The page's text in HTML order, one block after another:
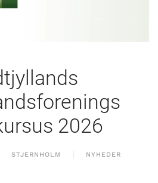
2026
STJERNHOLM NYHEDER